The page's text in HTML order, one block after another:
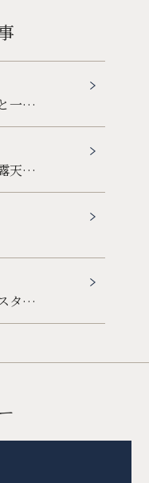
一…
天…
タ…